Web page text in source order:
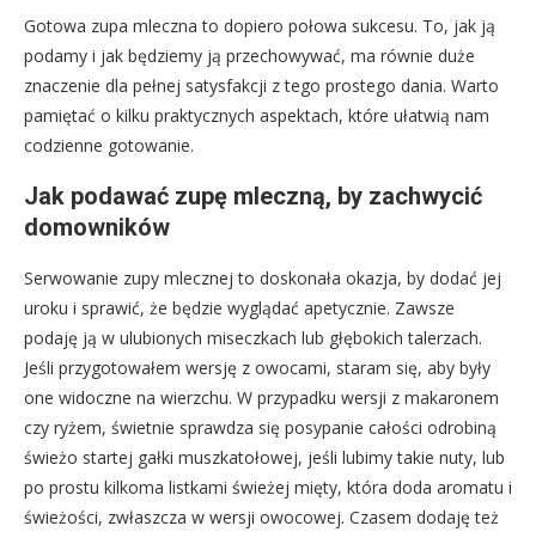
Gotowa zupa mleczna to dopiero połowa sukcesu. To, jak ją
podamy i jak będziemy ją przechowywać, ma równie duże
znaczenie dla pełnej satysfakcji z tego prostego dania. Warto
pamiętać o kilku praktycznych aspektach, które ułatwią nam
codzienne gotowanie.
Jak podawać zupę mleczną, by zachwycić
domowników
Serwowanie zupy mlecznej to doskonała okazja, by dodać jej
uroku i sprawić, że będzie wyglądać apetycznie. Zawsze
podaję ją w ulubionych miseczkach lub głębokich talerzach.
Jeśli przygotowałem wersję z owocami, staram się, aby były
one widoczne na wierzchu. W przypadku wersji z makaronem
czy ryżem, świetnie sprawdza się posypanie całości odrobiną
świeżo startej gałki muszkatołowej, jeśli lubimy takie nuty, lub
po prostu kilkoma listkami świeżej mięty, która doda aromatu i
świeżości, zwłaszcza w wersji owocowej. Czasem dodaję też